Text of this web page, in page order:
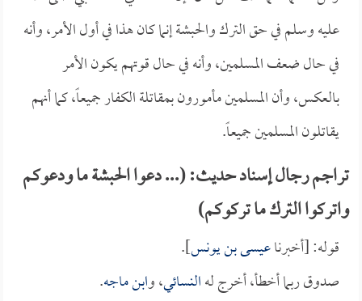
عليه وسلم في حق الترك والحبشة إنما كان هذا في أول الأمر، وأنه
في حال ضعف المسلمين، وأنه في حال قوتهم يكون الأمر
بالعكس، وأن المسلمين مأمورون بمقاتلة الكفار جميعاً، كما أنهم
يقاتلون المسلمين جميعاً.
تراجم رجال إسناد حديث: (... دعوا الحبشة ما ودعوكم
واتركوا الترك ما تركوكم)
قوله: [أخبرناعيسى بن يونس].
صدوق ربما أخطأ، أخرج لهالنسائي، وابن ماجه.